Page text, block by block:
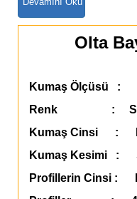
Olta
Kumaş Ölçüsü :
Renk :
Kumaş Cinsi :
Kumaş Kesimi :
Profillerin Cinsi :